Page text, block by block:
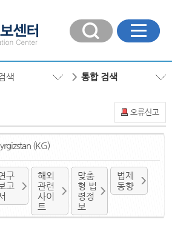
색 통합 검색
오류신고
(KG)
구
고
해외
관련
사이
트
맞춤
형 법
령정
보
법제
동향